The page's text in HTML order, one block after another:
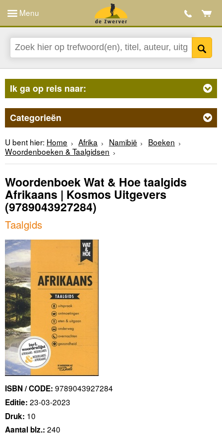
Menu
Ik ga op reis naar:
Categorieën
U bent hier: Home Afrika Namibië
Boeken
Woordenboeken & Taalgidsen
Woordenboek Wat & Hoe taalgids
Afrikaans | Kosmos Uitgevers
(9789043927284)
Taalgids
ISBN / CODE: 9789043927284
Editie: 23-03-2023
Druk: 10
Aantal blz.: 240